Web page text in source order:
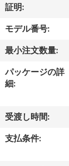
ト
私
達
に
い
て
証明:
モデル番号:
最小注文数量:
パッケージの詳
細:
受渡し時間:
支払条件: